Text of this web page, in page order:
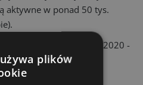
aktywne w ponad 50 tys.
Czytaj atr express 09/2020 -
plików